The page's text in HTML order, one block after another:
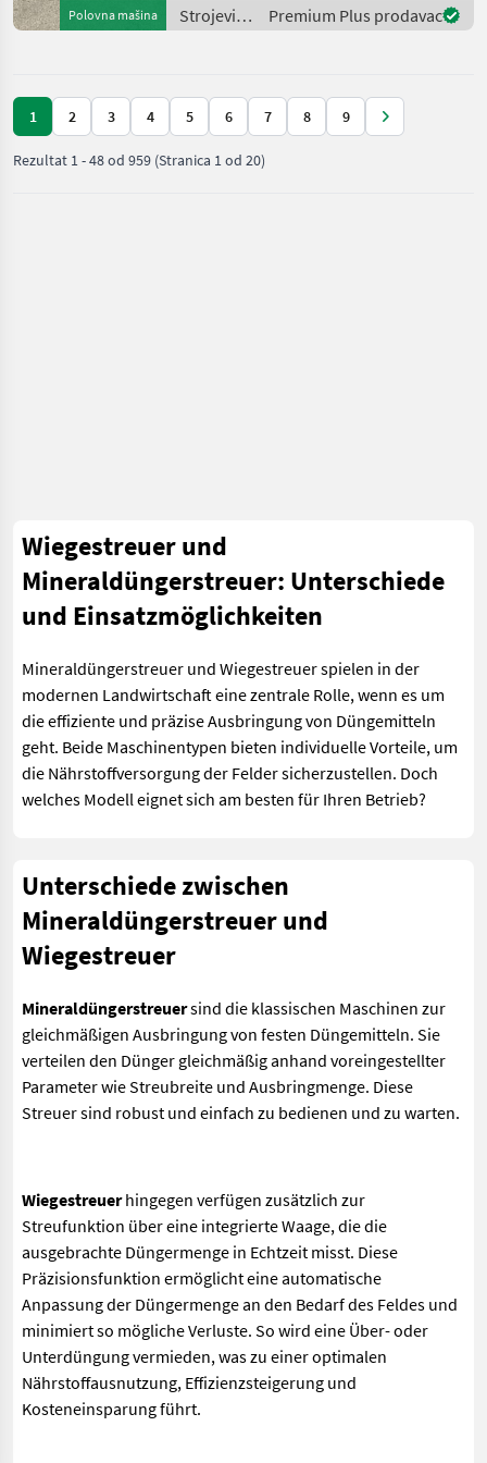
Polovna mašina
đubrenje, gnojenje i
Strojevi
za
navodnjavanje
/ Sulky
Premium Plus prodavac
1 2 3 4 5 6 7 8 9
Rezultat 1-48od 959 (Stranica 1 od 20)
Wiegestreuer und
Mineraldüngerstreuer: Unterschiede
und Einsatzmöglichkeiten
Mineraldüngerstreuer und Wiegestreuer spielen in der
modernen Landwirtschaft eine zentrale Rolle, wenn es um
die effiziente und präzise Ausbringung von Düngemitteln
geht. Beide Maschinentypen bieten individuelle Vorteile, um
die Nährstoffversorgung der Felder sicherzustellen. Doch
welches Modell eignet sich am besten für Ihren Betrieb?
Unterschiede zwischen
Mineraldüngerstreuer und
Wiegestreuer
Mineraldüngerstreuersind die klassischen Maschinen zur
gleichmäßigen Ausbringung von festen Düngemitteln. Sie
verteilen den Dünger gleichmäßig anhand voreingestellter
Parameter wie Streubreite und Ausbringmenge. Diese
Streuer sind robust und einfach zu bedienen und zu warten.
Wiegestreuerhingegen verfügen zusätzlich zur
Streufunktion über eine integrierte Waage, die die
ausgebrachte Düngermenge in Echtzeit misst. Diese
Präzisionsfunktion ermöglicht eine automatische
Anpassung der Düngermenge an den Bedarf des Feldes und
minimiert so mögliche Verluste. So wird eine Über- oder
Unterdüngung vermieden, was zu einer optimalen
Nährstoffausnutzung, Effizienzsteigerung und
Kosteneinsparung führt.